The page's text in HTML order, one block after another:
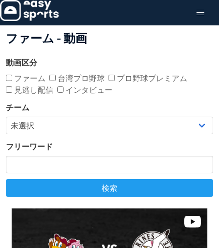
ファーム - 動画
動画区分
ファーム
台湾プロ野球
プロ野球プレミアム
見逃し配信
インタビュー
チーム
フリーワード
検索